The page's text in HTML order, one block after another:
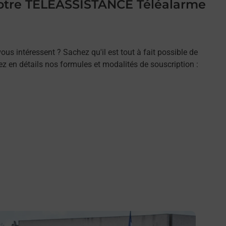
TELEASSISTANCE Téléalarme
intéressent ? Sachez qu'il est tout à fait possible de
en détails nos formules et modalités de souscription :